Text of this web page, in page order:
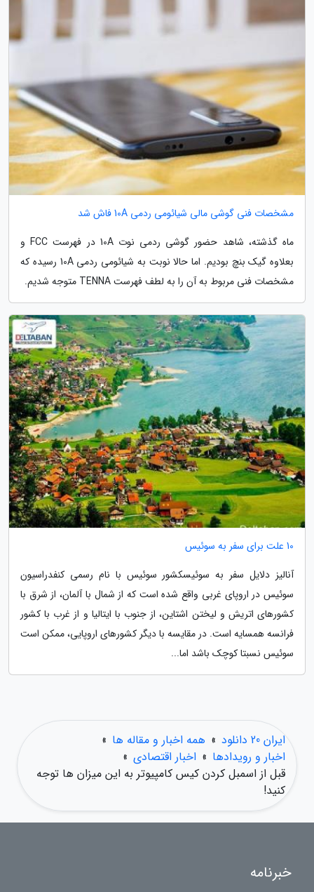
مشخصات فنی گوشی مالی شیائومی ردمی 10A فاش شد
ماه گذشته، شاهد حضور گوشی ردمی نوت 10A در فهرست FCC و
بعلاوه گیک بنچ بودیم. اما حالا نوبت به شیائومی ردمی 10A رسیده که
مشخصات فنی مربوط به آن را به لطف فهرست TENNA متوجه شدیم.
10 علت برای سفر به سوئیس
آنالیز دلایل سفر به سوئیسکشور سوئیس با نام رسمی کنفدراسیون
سوئیس در اروپای غربی واقع شده است که از شمال با آلمان، از شرق با
کشورهای اتریش و لیختن اشتاین، از جنوب با ایتالیا و از غرب با کشور
فرانسه همسایه است. در مقایسه با دیگر کشورهای اروپایی، ممکن است
سوئیس نسبتا کوچک باشد اما...
ایران 20 دانلود » همه اخبار و مقاله ها »
اخبار و رویدادها » اخبار اقتصادی »
قبل از اسمبل کردن کیس کامپیوتر به این میزان ها توجه
کنید!
خبرنامه